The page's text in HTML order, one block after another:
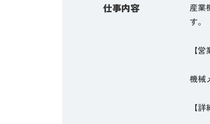
仕事内容
産業
す。
【営
機械
【詳